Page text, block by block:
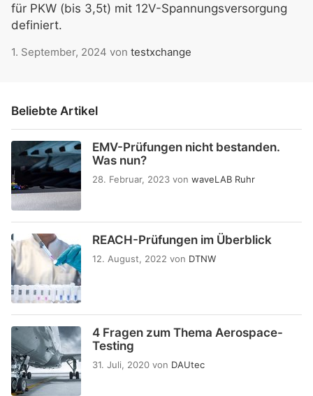
für PKW (bis 3,5t) mit 12V-Spannungsversorgung
definiert.
1. September, 2024 von testxchange
Beliebte Artikel
EMV-Prüfungen nicht bestanden.
Was nun?
28. Februar, 2023 von waveLAB Ruhr
REACH-Prüfungen im Überblick
12. August, 2022 von DTNW
4 Fragen zum Thema Aerospace-
Testing
31. Juli, 2020 von DAUtec